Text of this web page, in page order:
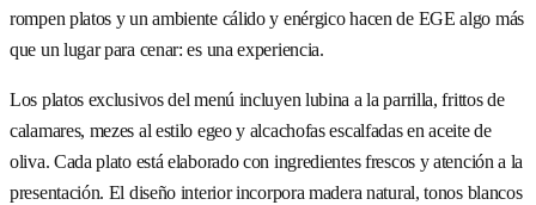
rompen platos y un ambiente cálido y enérgico hacen de EGE algo más
que un lugar para cenar: es una experiencia.
Los platos exclusivos del menú incluyen lubina a la parrilla, frittos de
calamares, mezes al estilo egeo y alcachofas escalfadas en aceite de
oliva. Cada plato está elaborado con ingredientes frescos y atención a la
presentación. El diseño interior incorpora madera natural, tonos blancos